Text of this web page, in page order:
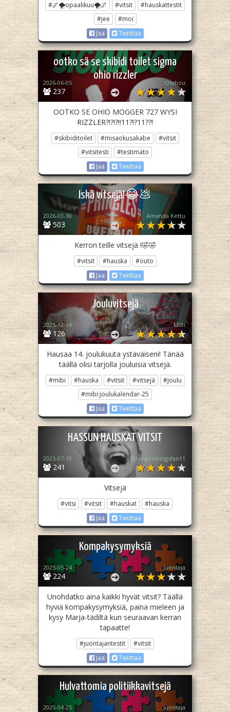
#🌌🌪opaalikuu🌪🌌
#vitsit
#hauskattestit
#jee
#moi
Jaa
Twiittaa
ootko sä se skibidi toilet sigma
ohio rizzler
237
2026-06-05 Otahou
OOTKO SE OHIO MOGGER 727 WYSI
RIZZLER?!?!?!!11?!?11??!
#skibiditoilet #misaokusakabe
#vitsit
#vitsitesti
#testimato
Jaa
Twiittaa
Iskä vitsejä!😂💩
503
2026-03-30 Amanda Kettu
Kerron teille vitsejä !🤣🤣
#vitsit #hauska
#outo
Jaa
Twiittaa
Jouluvitsejä
126
2025-12-14 MiBi
Hausaa 14. joulukuuta ystäväiseni! Tänää
täällä olisi tarjolla jouluisia vitsejä.
#mibi #hauska #vitsit #vitsejä
#joulu
#mibi:joulukalendar-25
Jaa
Twiittaa
HASSUN HAUSKAT VITSIT
241
2025-07-19 Strangerthingsfan11
Vitsejä
#vitsi #vitsit #hauskat
#hauska
Jaa
Twiittaa
Kompakysymyksiä
224
2025-05-24 Juontaja
Unohdatko aina kaikki hyvät vitsit? Täällä
hyviä kompakysymyksiä, paina mieleen ja
kysy Marja-tädiltä kun seuraavan kerran
tapaatte!
#juontajantestit
#vitsit
Jaa
Twiittaa
Hulvattomia politiikkavitsejä
2025-04-25 Juontaja